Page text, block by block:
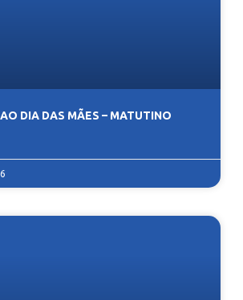
DIA DAS MÃES – MATUTINO